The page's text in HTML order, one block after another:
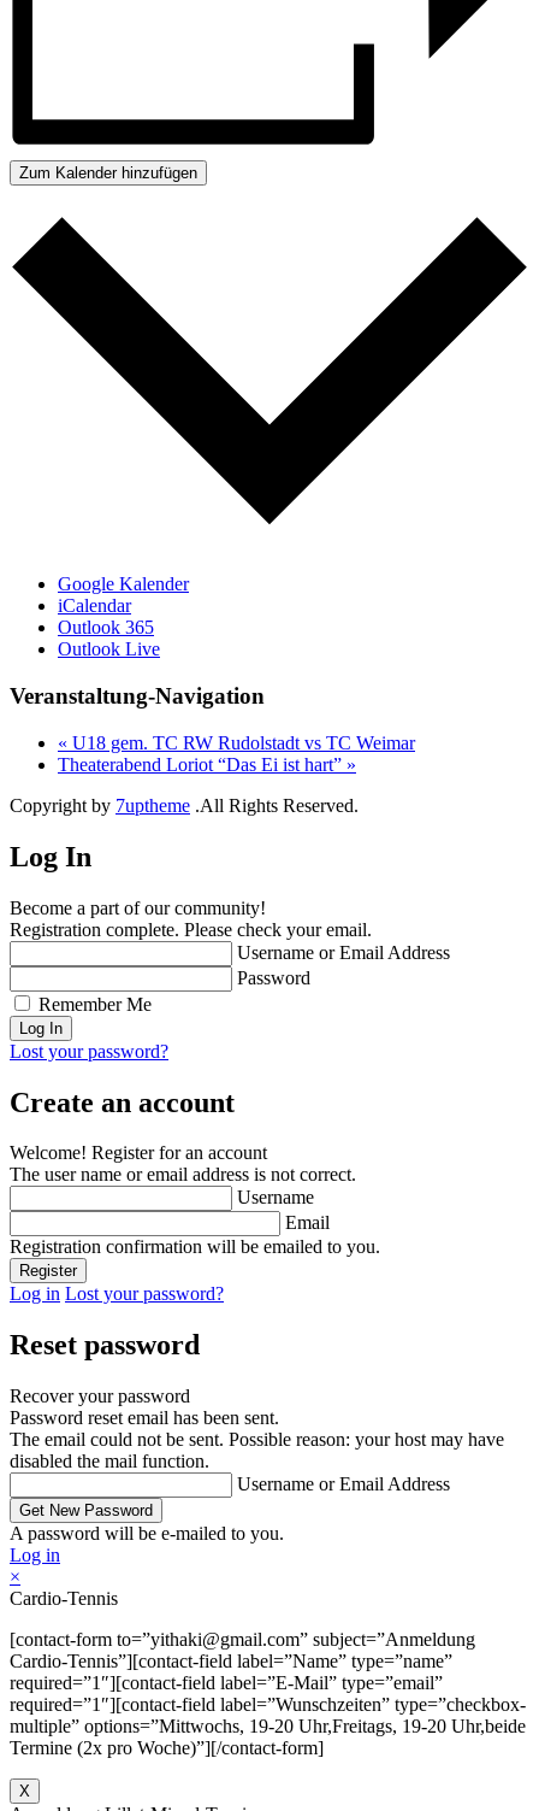
Zum Kalender hinzufügen
Google Kalender
iCalendar
Outlook 365
Outlook Live
Veranstaltung-Navigation
« U18 gem. TC RW Rudolstadt vs TC Weimar
Theaterabend Loriot “Das Ei ist hart” »
Copyright by 7uptheme .All Rights Reserved.
Log In
Become a part of our community!
Registration complete. Please check your email.
Username or Email Address
Password
Remember Me
Lost your password?
Create an account
Welcome! Register for an account
The user name or email address is not correct.
Username
Email
Registration confirmation will be emailed to you.
Log in Lost your password?
Reset password
Recover your password
Password reset email has been sent.
The email could not be sent. Possible reason: your host may have
disabled the mail function.
Username or Email Address
A password will be e-mailed to you.
Log in
×
Cardio-Tennis
[contact-form to=”yithaki@gmail.com” subject=”Anmeldung
Cardio-Tennis”][contact-field label=”Name” type=”name”
required=”1″][contact-field label=”E-Mail” type=”email”
required=”1″][contact-field label=”Wunschzeiten” type=”checkbox-
multiple” options=”Mittwochs, 19-20 Uhr,Freitags, 19-20 Uhr,beide
Termine (2x pro Woche)”][/contact-form]
X